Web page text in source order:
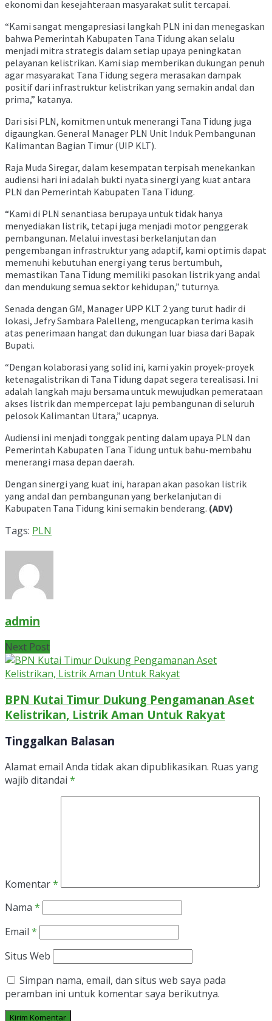
ekonomi dan kesejahteraan masyarakat sulit tercapai.
“Kami sangat mengapresiasi langkah PLN ini dan menegaskan
bahwa Pemerintah Kabupaten Tana Tidung akan selalu
menjadi mitra strategis dalam setiap upaya peningkatan
pelayanan kelistrikan. Kami siap memberikan dukungan penuh
agar masyarakat Tana Tidung segera merasakan dampak
positif dari infrastruktur kelistrikan yang semakin andal dan
prima,” katanya.
Dari sisi PLN, komitmen untuk menerangi Tana Tidung juga
digaungkan. General Manager PLN Unit Induk Pembangunan
Kalimantan Bagian Timur (UIP KLT).
Raja Muda Siregar, dalam kesempatan terpisah menekankan
audiensi hari ini adalah bukti nyata sinergi yang kuat antara
PLN dan Pemerintah Kabupaten Tana Tidung.
“Kami di PLN senantiasa berupaya untuk tidak hanya
menyediakan listrik, tetapi juga menjadi motor penggerak
pembangunan. Melalui investasi berkelanjutan dan
pengembangan infrastruktur yang adaptif, kami optimis dapat
memenuhi kebutuhan energi yang terus bertumbuh,
memastikan Tana Tidung memiliki pasokan listrik yang andal
dan mendukung semua sektor kehidupan,” tuturnya.
Senada dengan GM, Manager UPP KLT 2 yang turut hadir di
lokasi, Jefry Sambara Palelleng, mengucapkan terima kasih
atas penerimaan hangat dan dukungan luar biasa dari Bapak
Bupati.
“Dengan kolaborasi yang solid ini, kami yakin proyek-proyek
ketenagalistrikan di Tana Tidung dapat segera terealisasi. Ini
adalah langkah maju bersama untuk mewujudkan pemerataan
akses listrik dan mempercepat laju pembangunan di seluruh
pelosok Kalimantan Utara,” ucapnya.
Audiensi ini menjadi tonggak penting dalam upaya PLN dan
Pemerintah Kabupaten Tana Tidung untuk bahu-membahu
menerangi masa depan daerah.
Dengan sinergi yang kuat ini, harapan akan pasokan listrik
yang andal dan pembangunan yang berkelanjutan di
Kabupaten Tana Tidung kini semakin benderang. (ADV)
Tags: PLN
admin
Next Post
BPN Kutai Timur Dukung Pengamanan Aset
Kelistrikan, Listrik Aman Untuk Rakyat
Tinggalkan Balasan
Alamat email Anda tidak akan dipublikasikan. Ruas yang
wajib ditandai *
Komentar*
Nama *
Email *
Situs Web
Simpan nama, email, dan situs web saya pada
peramban ini untuk komentar saya berikutnya.